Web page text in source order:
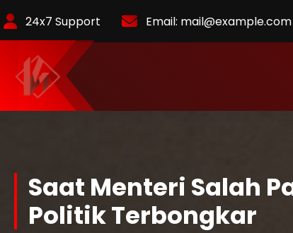
to
Content
24x7 Support Email: mail@example.com
KurlyKlips menyajikan informasi bisnis terbaru, strategi usaha,
Saat Menteri Salah
Politik Terbongkar